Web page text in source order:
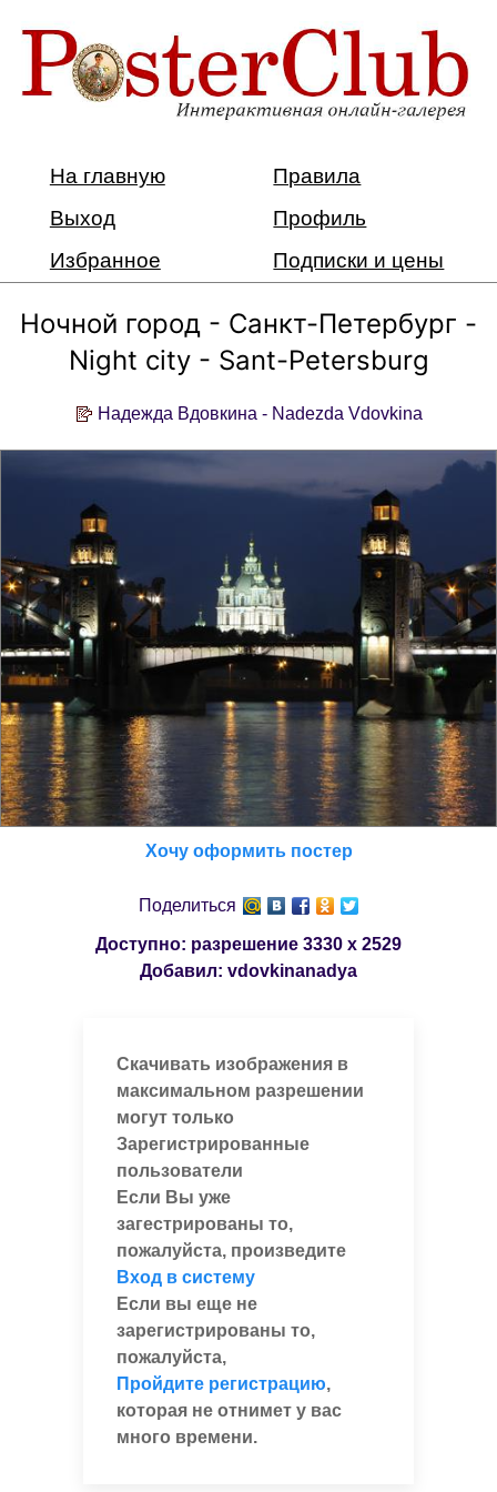
На главную
Правила
Выход
Профиль
Избранное
Подписки и цены
Ночной город - Санкт-Петербург -
Night city - Sant-Petersburg
Надежда Вдовкина - Nadezda Vdovkina
Хочу оформить постер
Поделиться
Доступно: разрешение 3330 x 2529
Добавил: vdovkinanadya
Скачивать изображения в
максимальном разрешении
могут только
Зарегистрированные
пользователи
Если Вы уже
загестрированы то,
пожалуйста, произведите
Вход в систему
Если вы еще не
зарегистрированы то,
пожалуйста,
Пройдите регистрацию,
которая не отнимет у вас
много времени.